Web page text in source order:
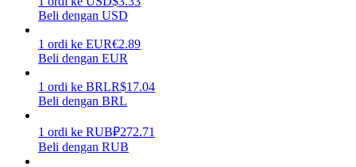
Babi Kekuatan
Beli dengan USD
1 ordi ke EUR€2.89
Beli dengan EUR
1 ordi ke BRLR$17.04
Beli dengan BRL
1 ordi ke RUB₽272.71
Beli dengan RUB